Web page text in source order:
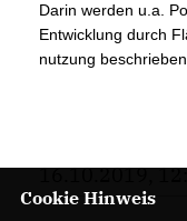
Darin werden u.a.
Entwicklung durch
nutzung
16.10.2019,
Cookie Hinweis